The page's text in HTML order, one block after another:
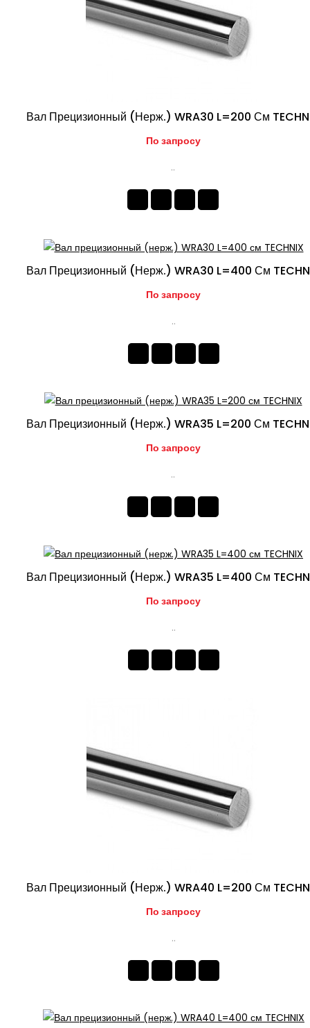
Вал Прецизионный (нерж.) WRA30 L=200 См
По запросу
..
Вал Прецизионный (нерж.) WRA30 L=400 См
По запросу
..
Вал Прецизионный (нерж.) WRA35 L=200 См
По запросу
..
Вал Прецизионный (нерж.) WRA35 L=400 См
По запросу
..
Вал Прецизионный (нерж.) WRA40 L=200 См
По запросу
..